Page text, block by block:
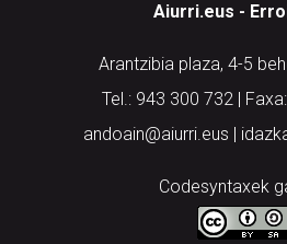
Aiurri.eus -
Arantzibia plaza, 4-5
Tel.: 943 300 732 |
andoain@aiurri.eus |
Codesyntaxek